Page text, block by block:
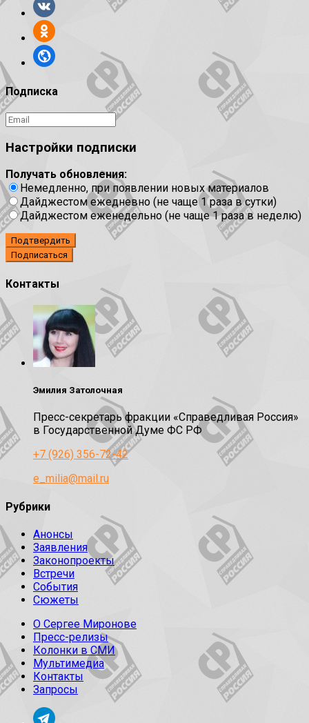
Подписка
Настройки подписки
Получать обновления:
Немедленно, при появлении новых материалов
Дайджестом ежедневно (не чаще 1 раза в сутки)
Дайджестом еженедельно (не чаще 1 раза в неделю)
Подтвердить
Контакты
Эмилия Затолочная
Пресс-секретарь фракции «Справедливая Россия»
в Государственной Думе ФС РФ
+7 (926) 356-72-42
e_milia@mail.ru
Рубрики
Анонсы
Заявления
Законопроекты
Встречи
События
Сюжеты
О Сергее Миронове
Пресс-релизы
Колонки в СМИ
Мультимедиа
Контакты
Запросы